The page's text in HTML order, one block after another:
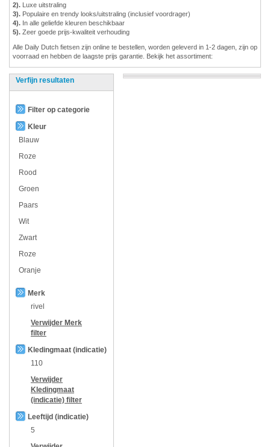
2). Luxe uitstraling
3). Populaire en trendy looks/uitstraling (inclusief voordrager)
4). In alle geliefde kleuren beschikbaar
5). Zeer goede prijs-kwaliteit verhouding
Alle Daily Dutch fietsen zijn online te bestellen, worden geleverd in 1-2 dagen, zijn op
voorraad en hebben de laagste prijs garantie. Bekijk het assortiment:
Verfijn resultaten
Filter op categorie
Kleur
Blauw
Roze
Rood
Groen
Paars
Wit
Zwart
Roze
Oranje
Merk
rivel
Verwijder Merk
filter
Kledingmaat (indicatie)
110
Verwijder
Kledingmaat
(indicatie) filter
Leeftijd (indicatie)
5